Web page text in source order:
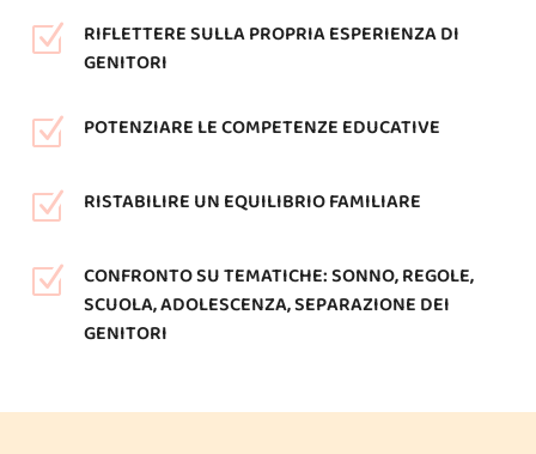
Z
RIFLETTERE SULLA PROPRIA ESPERIENZA DI
GENITORI
Z POTENZIARE LE COMPETENZE EDUCATIVE
Z RISTABILIRE UN EQUILIBRIO FAMILIARE
Z
CONFRONTO SU TEMATICHE: SONNO, REGOLE,
SCUOLA, ADOLESCENZA, SEPARAZIONE DEI
GENITORI